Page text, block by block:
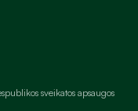
sveikatos apsaugos